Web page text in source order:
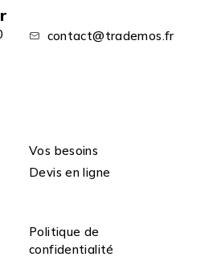
contact@trademos.fr
Vos besoins
Devis en ligne
Politique de
confidentialité